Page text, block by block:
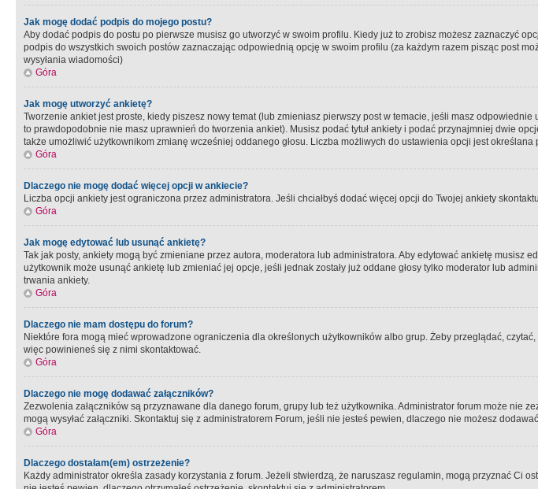
Jak mogę dodać podpis do mojego postu?
Aby dodać podpis do postu po pierwsze musisz go utworzyć w swoim profilu. Kiedy już to zrobisz możesz zaznaczyć
podpis do wszystkich swoich postów zaznaczając odpowiednią opcję w swoim profilu (za każdym razem pisząc post
wysyłania wiadomości)
Góra
Jak mogę utworzyć ankietę?
Tworzenie ankiet jest proste, kiedy piszesz nowy temat (lub zmieniasz pierwszy post w temacie, jeśli masz
to prawdopodobnie nie masz uprawnień do tworzenia ankiet). Musisz podać tytuł ankiety i podać przynajmniej dwie
także umożliwić użytkownikom zmianę wcześniej oddanego głosu. Liczba możliwych do ustawienia opcji jest określana
Góra
Dlaczego nie mogę dodać więcej opcji w ankiecie?
Liczba opcji ankiety jest ograniczona przez administratora. Jeśli chciałbyś dodać więcej opcji do Twojej ankiety
Góra
Jak mogę edytować lub usunąć ankietę?
Tak jak posty, ankiety mogą być zmieniane przez autora, moderatora lub administratora. Aby edytować ankietę musisz
użytkownik może usunąć ankietę lub zmieniać jej opcje, jeśli jednak zostały już oddane głosy tylko moderator lub
trwania ankiety.
Góra
Dlaczego nie mam dostępu do forum?
Niektóre fora mogą mieć wprowadzone ograniczenia dla określonych użytkowników albo grup. Żeby przeglądać,
więc powinieneś się z nimi skontaktować.
Góra
Dlaczego nie mogę dodawać załączników?
Zezwolenia załączników są przyznawane dla danego forum, grupy lub też użytkownika. Administrator forum może
mogą wysyłać załączniki. Skontaktuj się z administratorem Forum, jeśli nie jesteś pewien, dlaczego nie możesz
Góra
Dlaczego dostałam(em) ostrzeżenie?
Każdy administrator określa zasady korzystania z forum. Jeżeli stwierdzą, że naruszasz regulamin, mogą przyznać Ci